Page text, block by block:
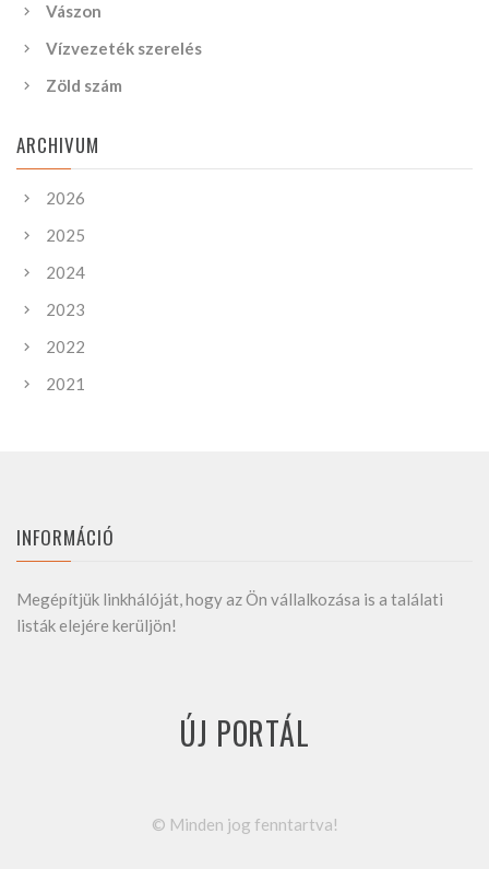
Vászon
Vízvezeték szerelés
Zöld szám
ARCHIVUM
2026
2025
2024
2023
2022
2021
INFORMÁCIÓ
Megépítjük linkhálóját, hogy az Ön vállalkozása is a találati
listák elejére kerüljön!
ÚJ PORTÁL
© Minden jog fenntartva!